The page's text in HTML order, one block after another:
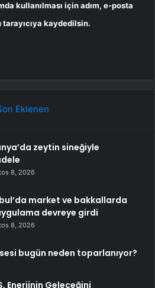
kullanılması için adım, e-posta
kaydedilsin.
Eklenen
zeytin sineğiyle
8, 2026
market ve bakkallarda
devreye girdi
8, 2026
bugün neden toparlanıyor?
Enerjinin Geleceğini